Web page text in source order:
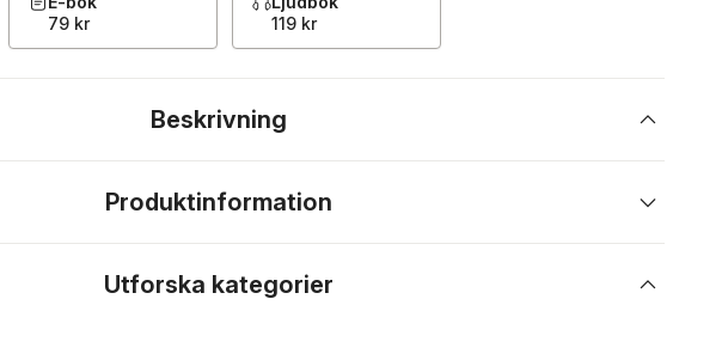
79 kr
119 kr
Beskrivning
Produktinformation
Utforska kategorier